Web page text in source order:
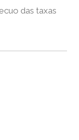
das taxas